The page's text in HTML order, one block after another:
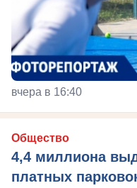
вчера в 16:40
Общество
4,4 миллиона
платных